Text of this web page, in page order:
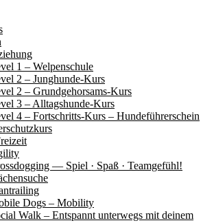
1 – Welpenschule
2 – Junghunde-Kurs
2 – Grundgehorsams-Kurs
3 – Alltagshunde-Kurs
4 – Fortschritts-Kurs – Hundeführerschein
— Spiel · Spaß · Teamgefühl!
Dogs – Mobility
Walk – Entspannt unterwegs mit deinem